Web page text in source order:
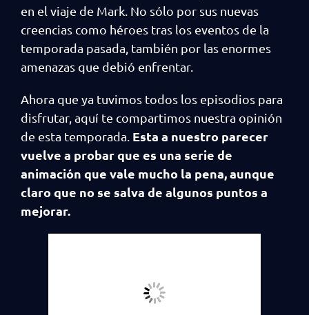
en el viaje de Mark. No sólo por sus nuevas
creencias como héroes tras los eventos de la
temporada pasada, también por las enormes
amenazas que debió enfrentar.
Ahora que ya tuvimos todos los episodios para
disfrutar, aquí te compartimos nuestra opinión
de esta temporada. Esta a nuestro parecer
vuelve a probar que es una serie de
animación que vale mucho la pena, aunque
claro que no se salva de algunos puntos a
mejorar.